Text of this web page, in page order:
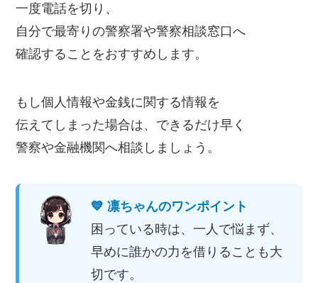
一度電話を切り、
自分で最寄りの警察署や警察相談窓口へ
確認することをおすすめします。
もし個人情報や金銭に関する情報を
伝えてしまった場合は、できるだけ早く
警察や金融機関へ相談しましょう。
💙 凛ちゃんのワンポイント
困っている時は、一人で悩まず、
早めに誰かの力を借りることも大
切です。